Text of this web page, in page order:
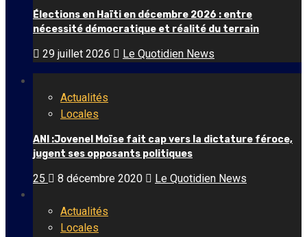
Élections en Haïti en décembre 2026 : entre
nécessité démocratique et réalité du terrain
29 juillet 2026 Le Quotidien News
Actualités
Locales
ANI :Jovenel Moïse fait cap vers la dictature féroce,
jugent ses opposants politiques
25 8 décembre 2020 Le Quotidien News
Actualités
Locales